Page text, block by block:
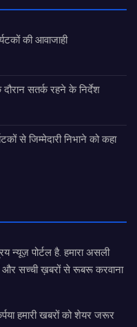
की आवाजाही
सतर्क रहने के निर्देश
से जिम्मेदारी निभाने को कहा
न्यूज़ पोर्टल है. हमारा असली
और सच्ची ख़बरों से रूबरू करवाना
हमारी खबरों को शेयर जरूर